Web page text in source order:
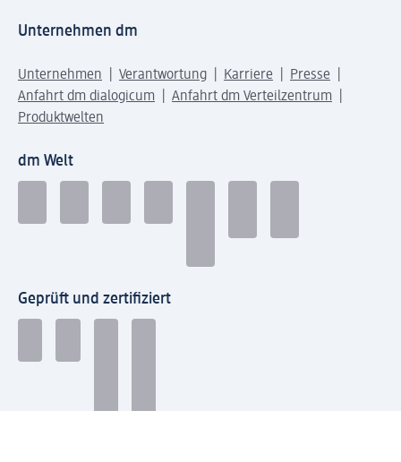
Unternehmen dm
Unternehmen Verantwortung Karriere
Presse
Anfahrt dm dialogicum
Anfahrt dm Verteilzentrum
Produktwelten
dm Welt
Geprüft und zertifiziert